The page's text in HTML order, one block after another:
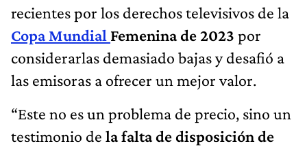
recientes por los derechos televisivos de la
Copa Mundial Femenina de 2023 por
considerarlas demasiado bajas y desafió a
las emisoras a ofrecer un mejor valor.
“Este no es un problema de precio, sino un
testimonio de la falta de disposición de